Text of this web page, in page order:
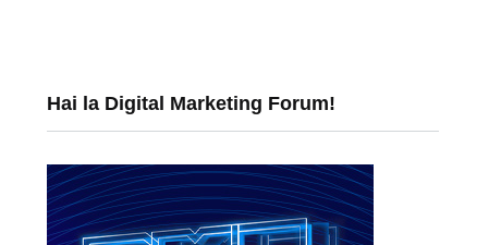
Hai la Digital Marketing Forum!